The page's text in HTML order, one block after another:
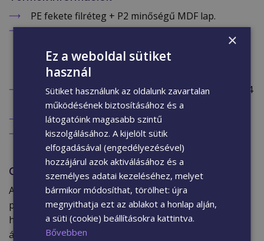
PE fekete filréteg + P2 minőségű MDF lap.
Felhsználása: Irodák, tárgyalók, nappalik,
moziszobák, recepciók, várótermek,
konferenciatermek.
Raktárunkban méretre vágás ára: 200 Ft+ Áfa (254
Ft) / vágás.
1 db akusztikus falburkolat: 0.36 m2.
1 m2 beltéri falburkoláshoz szükséges: 2.78 db
panel.
Gyártási metodika
A Technikal Wood Veneer eljárással készült akusztikus
panelek kiváló minőségű fa furnérból, MDF
hordozórétegből és opcionálisan akusztikus filcből
állnak. A gyártás során a fa furnért környezetbarát
×
Ez a weboldal sütiket
használ
Sütiket használunk az oldalunk zavartalan
működésének biztosításához és a
látogatóink magasabb szintű
kiszolgálásához. A kijelölt sütik
elfogadásával (engedélyezésével)
hozzájárul azok aktiválásához és a
személyes adatai kezeléséhez, melyet
bármikor módosíthat, törölhet: újra
megnyithatja ezt az ablakot a honlap alján,
a süti (cookie) beállításokra kattintva.
Bővebben